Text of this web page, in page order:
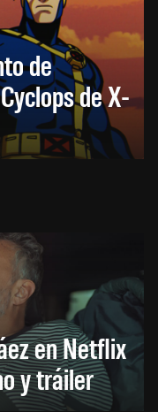
de
de X-
en Netflix
y tráiler